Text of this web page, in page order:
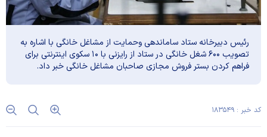
رئیس دبیرخانه ستاد ساماندهی وحمایت از مشاغل خانگی با اشاره به
تصویب ۶۰۰ شغل خانگی در ستاد از رایزنی با ۱۰ سکوی اینترنتی برای
فراهم کردن بستر فروش مجازی صاحبان مشاغل خانگی خبر داد.
کد خبر : ۱۸۳۵۴۹